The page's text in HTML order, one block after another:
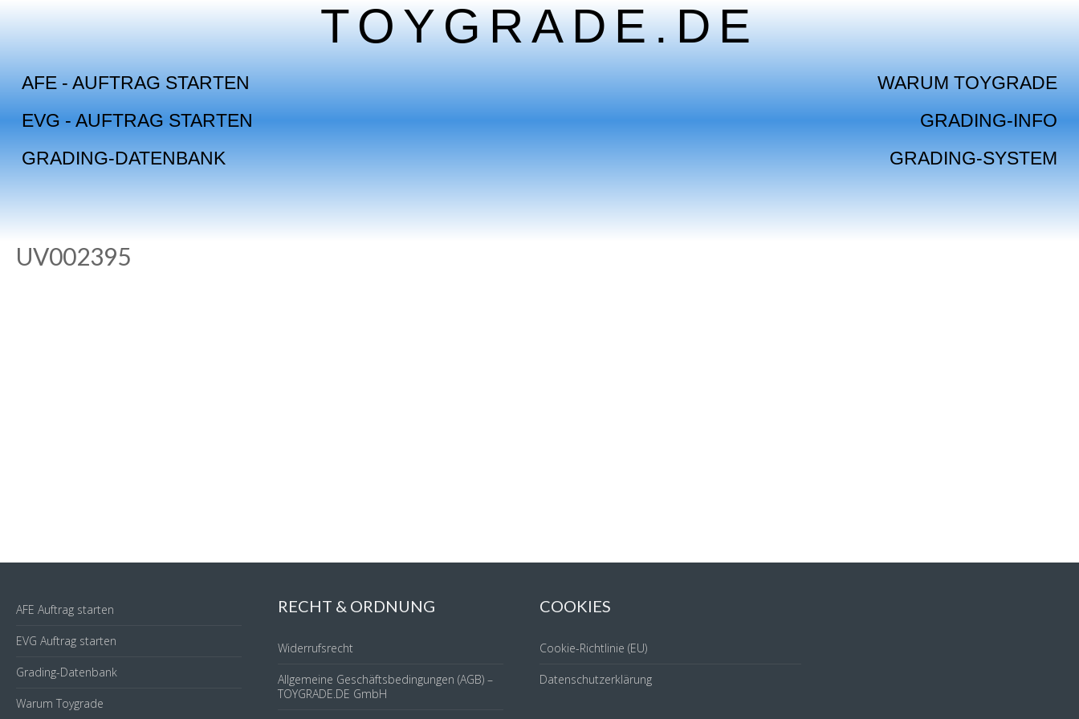
AFE - AUFTRAG STARTEN
EVG - AUFTRAG STARTEN
GRADING-DATENBANK
TOYGRADE.DE
WARUM TOYGRADE
GRADING-INFO
GRADING-SYSTEM
UV002395
AFE Auftrag starten
EVG Auftrag starten
Grading-Datenbank
Warum Toygrade
RECHT & ORDNUNG
Widerrufsrecht
Allgemeine Geschäftsbedingungen (AGB) –
TOYGRADE.DE GmbH
COOKIES
Cookie-Richtlinie (EU)
Datenschutzerklärung